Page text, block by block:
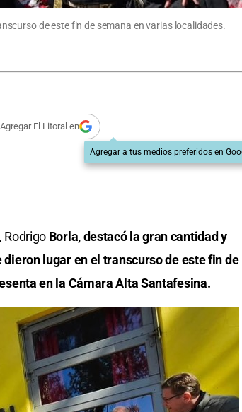
de este fin de semana en varias localidades.
El Litoral en
Agregar a tus medios preferidos en
Rodrigo Borla, destacó la gran cantidad y
lugar en el transcurso de este fin de
en la Cámara Alta Santafesina.